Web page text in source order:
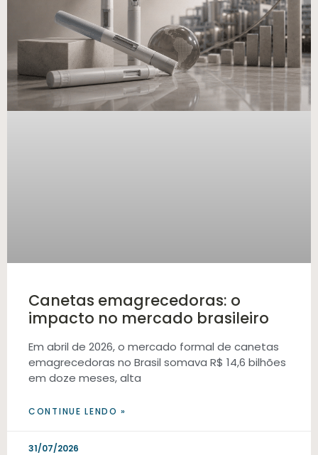
Canetas emagrecedoras: o
impacto no mercado brasileiro
Em abril de 2026, o mercado formal de canetas
emagrecedoras no Brasil somava R$ 14,6 bilhões
em doze meses, alta
CONTINUE LENDO »
31/07/2026